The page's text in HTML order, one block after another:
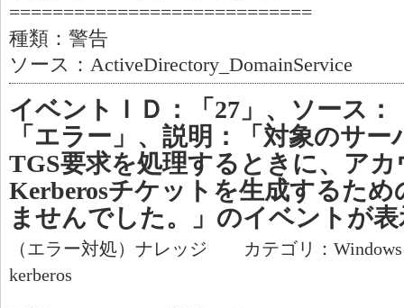
============================
種類：警告
ソース：ActiveDirectory_DomainService
イベントＩＤ：「27」、ソース
「エラー」、説明：「対象のサ
TGS要求を処理するときに、ア
Kerberosチケットを生成するた
ませんでした。」のイベントが
（エラー対処）ナレッジ カテゴリ：
kerberos